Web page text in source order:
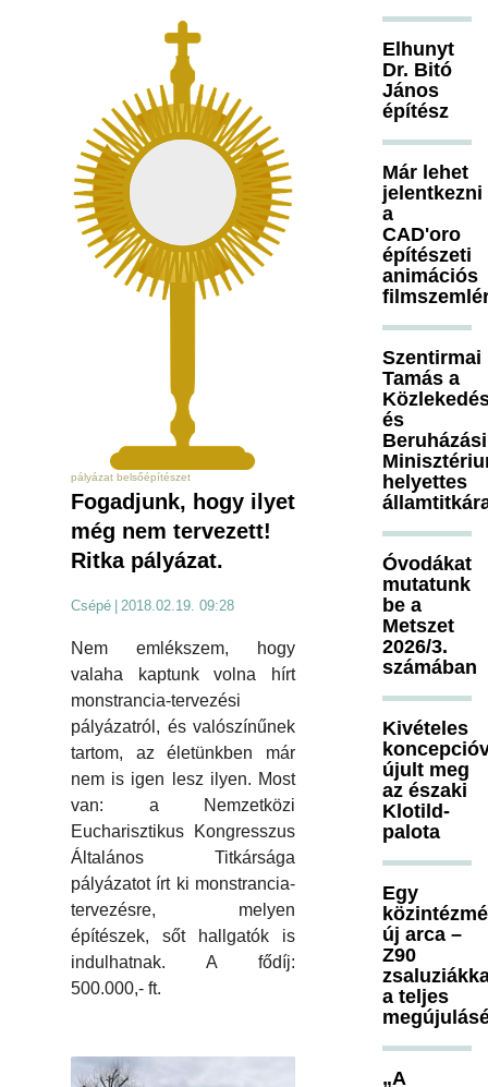
pályázat belsőépítészet
Fogadjunk, hogy ilyet
még nem tervezett!
Ritka pályázat.
Csépé 2018.02.19. 09:28
Nem emlékszem, hogy
valaha kaptunk volna hírt
monstrancia-tervezési
pályázatról, és valószínűnek
tartom, az életünkben már
nem is igen lesz ilyen. Most
van: a Nemzetközi
Eucharisztikus Kongresszus
Általános Titkársága
pályázatot írt ki monstrancia-
tervezésre, melyen
építészek, sőt hallgatók is
indulhatnak. A fődíj:
500.000,- ft.
Elhunyt
Dr. Bitó
János
építész
Már lehet
jelentkezni
a
CAD'oro
építészeti
animációs
Szentirmai
Tamás a
és
Beruházási
helyettes
Óvodákat
mutatunk
be a
Metszet
2026/3.
számában
Kivételes
újult meg
az északi
Klotild-
palota
Egy
új arca –
Z90
a teljes
„A